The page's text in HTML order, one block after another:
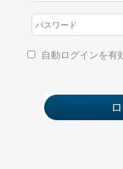
自動ログインを有